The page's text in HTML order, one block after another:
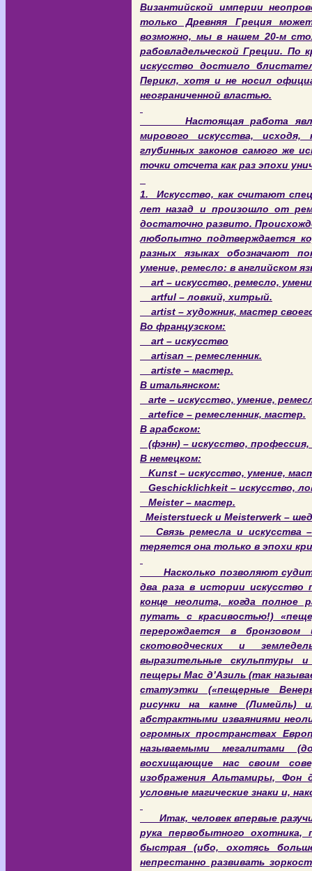
Византийской империи
только Древняя Греция
возможно, мы в нашем 20-м
рабовладельческой Греции. По
искусство достигло
Перикл, хотя и не носил
неограниченной властью.
Настоящая работа
мирового искусства,
глубинных законов самого же
точки отсчета как раз эпохи
1. Искусство, как считают
лет назад и произошло от
достаточно развито.
любопытно подтверждается
разных языках обозначают
умение, ремесло: в английском
art – искусство, ремесло,
artful – ловкий, хитрый.
artist – художник, мастер
Во французском:
art – искусство
artisan – ремесленник.
artiste – мастер.
В итальянском:
arte – искусство, умение,
artefice – ремесленник, мастер.
В арабском:
(фэнн) – искусство, профессия,
В немецком:
Kunst – искусство, умение,
Geschicklichkeit – искусство,
Meister – мастер.
Meisterstueck и Meisterwerk –
Связь ремесла и искусства –
теряется она только в эпохи
Насколько позволяют судить
два раза в истории искусство
конце неолита, когда полное
путать с красивостью!)
перерождается в
скотоводческих и
выразительные скульптуры
пещеры Мас д’Азиль (так
статуэтки («пещерные
рисунки на камне (Лимейль)
абстрактными изваяниями
огромных пространствах
называемыми мегалитами
восхищающие нас своим
изображения Альтамиры, Фон
условные магические знаки и,
Итак, человек впервые
рука первобытного
быстрая (ибо, охотясь
непрестанно развивать